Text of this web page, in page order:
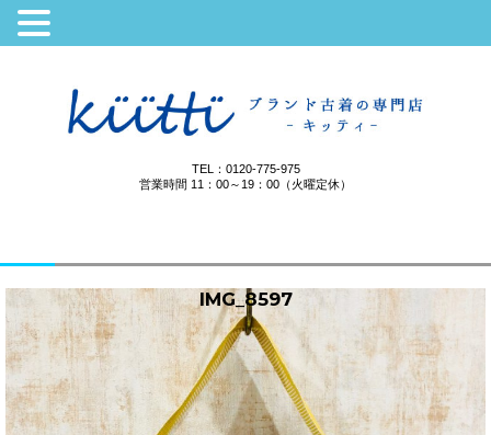
TEL：0120-775-975
営業時間 11：00～19：00（火曜定休）
IMG_8597